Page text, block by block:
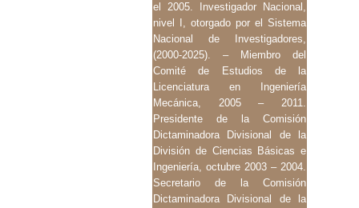
el 2005. Investigador Nacional,
nivel I, otorgado por el Sistema
Nacional de Investigadores,
(2000-2025). – Miembro del
Comité de Estudios de la
Licenciatura en Ingeniería
Mecánica, 2005 – 2011.
Presidente de la Comisión
Dictaminadora Divisional de la
División de Ciencias Básicas e
Ingeniería, octubre 2003 – 2004.
Secretario de la Comisión
Dictaminadora Divisional de la